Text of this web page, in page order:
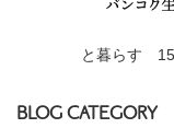
と暮らす
BLOG CATEGORY